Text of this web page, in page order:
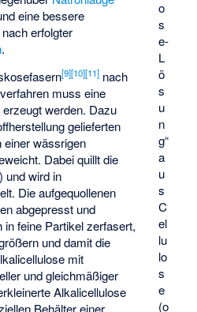
o
s
e-
L
ö
s
u
n
g“
a
u
s
C
el
lu
lo
s
e
(o
eine bessere
erfolgter
.
[9][10][11] nach
muss eine
werden. Dazu
gelieferten
einer wässrigen
Dabei quillt die
) und wird in
Die aufgequollenen
abgepresst und
feine Partikel zerfasert,
und damit die
mit
und gleichmäßiger
Alkalicellulose
Behälter einer